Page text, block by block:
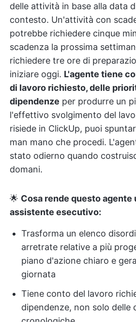
delle attività in base alla data
contesto. Un'attività con
potrebbe richiedere cinque
scadenza la prossima
richiedere tre ore di
iniziare oggi. L'agente tiene
di lavoro richiesto, delle
dipendenze per produrre un
l'effettivo svolgimento del
risiede in ClickUp, puoi
man mano che procedi.
stato odierno quando
domani.
🌟 Cosa rende questo agente
assistente esecutivo:
Trasforma un elenco
arretrate relative a più
piano d'azione chiaro e
giornata
Tiene conto del lavoro
dipendenze, non solo delle